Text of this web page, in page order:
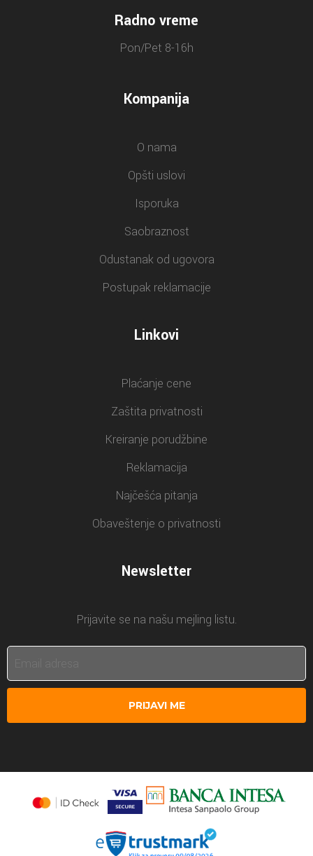
Radno vreme
Pon/Pet 8-16h
Kompanija
O nama
Opšti uslovi
Isporuka
Saobraznost
Odustanak od ugovora
Postupak reklamacije
Linkovi
Plaćanje cene
Zaštita privatnosti
Kreiranje porudžbine
Reklamacija
Najčešća pitanja
Obaveštenje o privatnosti
Newsletter
Prijavite se na našu mejling listu.
PRIJAVI ME